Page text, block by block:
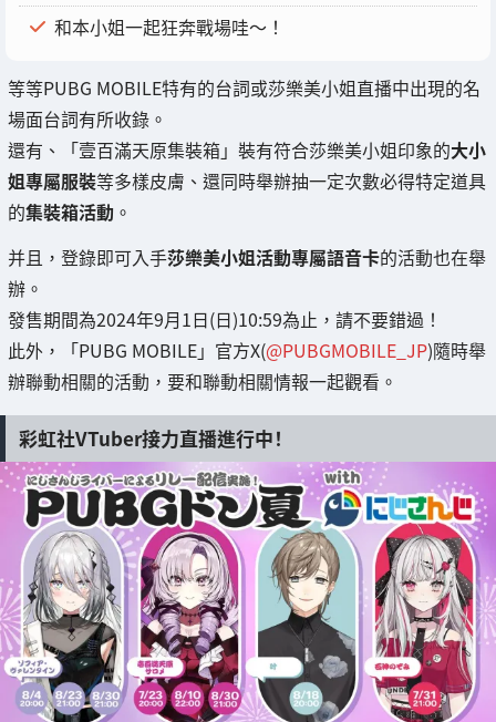
和本小姐一起狂奔戰場哇～！
等等PUBG MOBILE特有的台詞或莎樂美小姐直播中出現的名
場面台詞有所收錄。
還有、「壹百滿天原集裝箱」裝有符合莎樂美小姐印象的大小
姐專屬服裝等多樣皮膚、還同時舉辦抽一定次數必得特定道具
的集裝箱活動 。
并且，登錄即可入手莎樂美小姐活動專屬語音卡的活動也在舉
辦。
發售期間為2024年9月1日(日)10:59為止，請不要錯過！
此外，「PUBG MOBILE」官方X(@PUBGMOBILE_JP)隨時舉
辦聯動相關的活動，要和聯動相關情報一起觀看。
彩虹社VTuber接力直播進行中！